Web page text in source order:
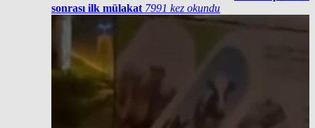
sonrası ilk mülakat 7991 kez okundu